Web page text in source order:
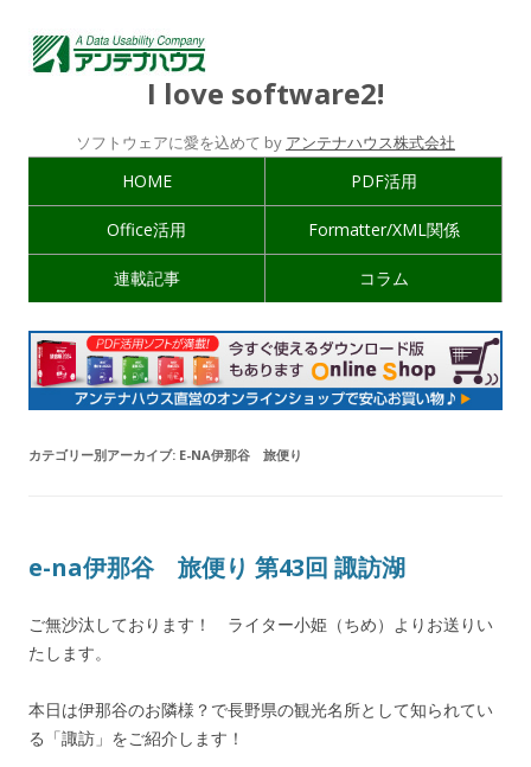
I love software2!
ソフトウェアに愛を込めて by アンテナハウス株式会社
HOME PDF活用
Office活用 Formatter/XML関係
連載記事 コラム
カテゴリー別アーカイブ: E-NA伊那谷 旅便り
e-na伊那谷 旅便り 第43回 諏訪湖
ご無沙汰しております！ ライター小姫（ちめ）よりお送りい
たします。
本日は伊那谷のお隣様？で長野県の観光名所として知られてい
る「諏訪」をご紹介します！